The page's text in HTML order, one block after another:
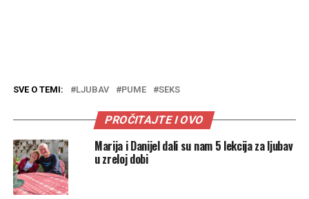
SVE O TEMI: LJUBAV PUME SEKS
PROČITAJTE I OVO
Marija i Danijel dali su nam 5 lekcija za ljubav
u zreloj dobi